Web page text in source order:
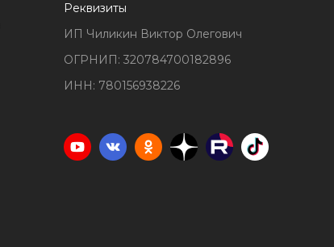
Реквизиты
ИП Чиликин Виктор Олегович
ОГРНИП: 320784700182896
ИНН: 780156938226